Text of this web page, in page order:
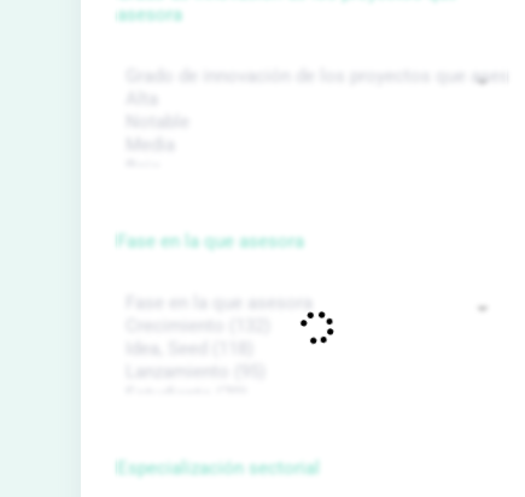
asesora
Fase en la que asesora
Especialización sectorial